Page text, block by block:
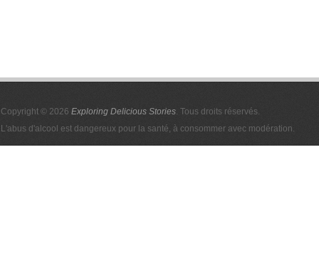
Copyright © 2026 Exploring Delicious Stories. Tous droits réservés.
L'abus d'alcool est dangereux pour la santé, à consommer avec modération.